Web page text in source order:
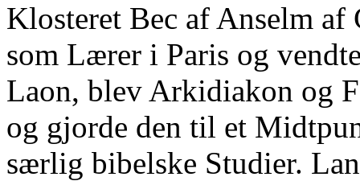
Klosteret Bec af Anselm af
som Lærer i Paris og
Laon, blev Arkidiakon og
og gjorde den til et
særlig bibelske Studier.